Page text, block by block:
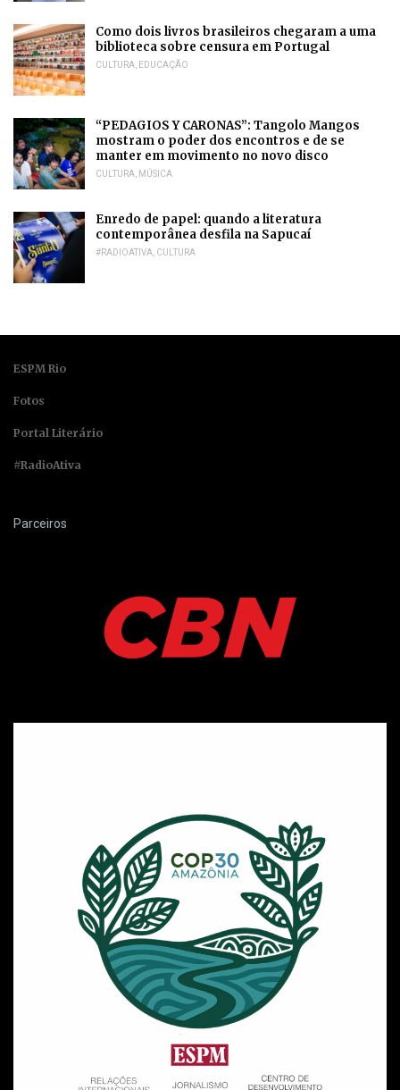
Como dois livros brasileiros chegaram a uma
biblioteca sobre censura em Portugal
CULTURA EDUCAÇÃO
“PEDAGIOS Y CARONAS”: Tangolo Mangos
mostram o poder dos encontros e de se
manter em movimento no novo disco
CULTURA MÚSICA
Enredo de papel: quando a literatura
contemporânea desfila na Sapucaí
#RADIOATIVA CULTURA
ESPM Rio
Fotos
Portal Literário
#RadioAtiva
Parceiros